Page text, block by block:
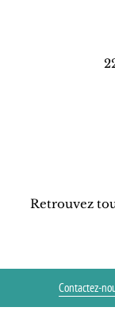
Retrouvez
Contactez-